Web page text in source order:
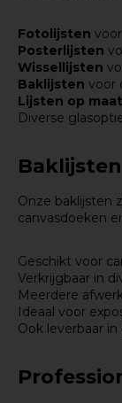
Fotolijsten
Posterlijsten
Wissellijsten
Baklijsten voor
Lijsten op maat
Diverse
Onze baklijsten
canvasdoeken
Geschikt voor
Verkrijgbaar in
Meerdere
Ideaal voor
Ook leverbaar